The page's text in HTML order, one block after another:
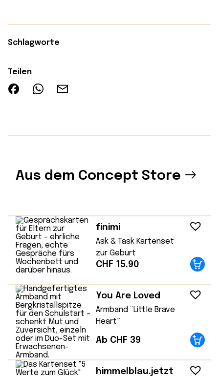
Schlagworte
Teilen
Aus dem Concept Store
finimi
Ask & Task Kartenset
zur Geburt
CHF 15.90
You Are Loved
Armband “Little Brave
Heart”
Ab CHF 39
himmelblau.jetzt